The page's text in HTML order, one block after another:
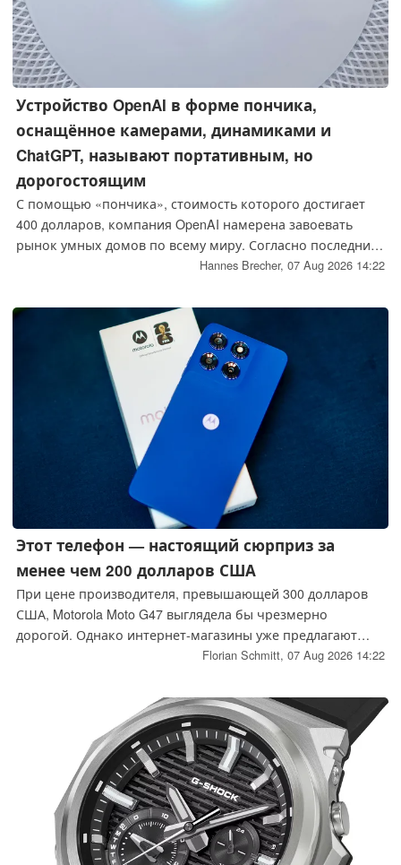
Устройство OpenAI в форме пончика,
оснащённое камерами, динамиками и
ChatGPT, называют портативным, но
дорогостоящим
С помощью «пончика», стоимость которого достигает
400 долларов, компания OpenAI намерена завоевать
рынок умных домов по всему миру. Согласно последним
слухам, портативная умная колонка производителя
утверждается, при этом отличаться высокой степенью
интерактивности.
Hannes Brecher, 07 Aug 2026 14:22
Этот телефон — настоящий сюрприз за
менее чем 200 долларов США
При цене производителя, превышающей 300 долларов
США, Motorola Moto G47 выглядела бы чрезмерно
дорогой. Однако интернет-магазины уже предлагают
этот телефон по цене около 200 долларов США, что
привлекательным. Мы рассмотрим, что он может
предложить по сравнению с другими доступными по
цене телефонами.
Florian Schmitt, 07 Aug 2026 14:22